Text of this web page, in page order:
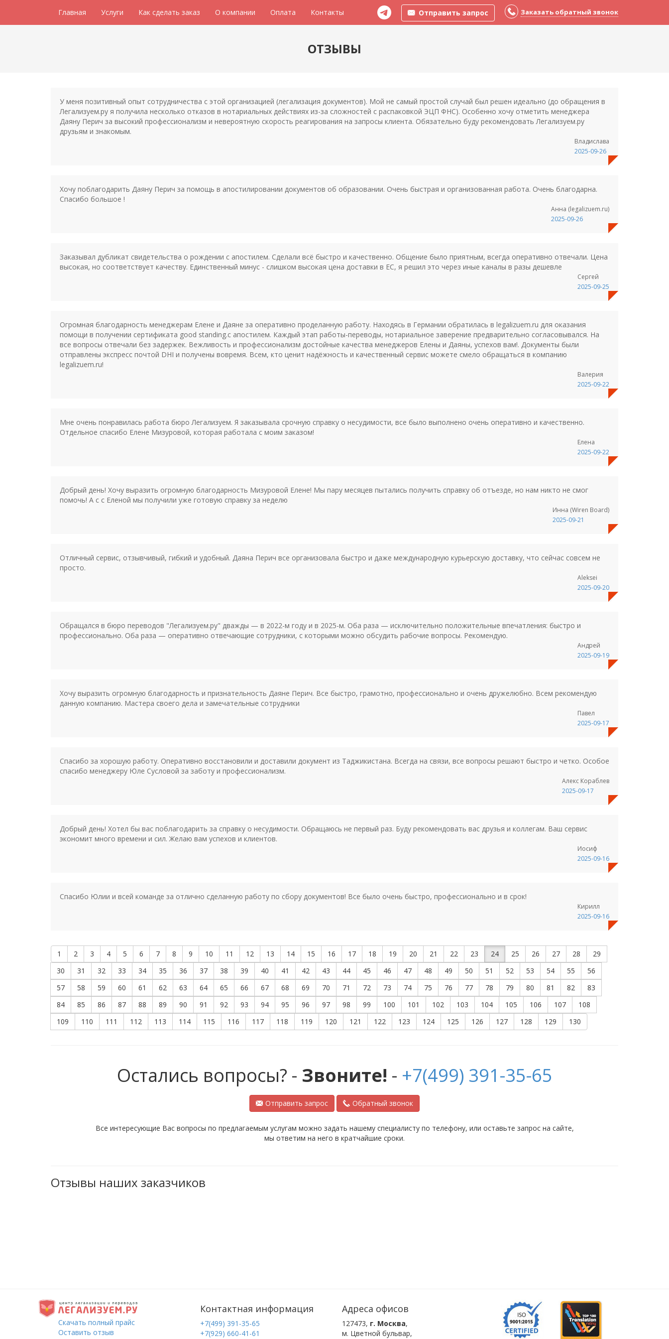
Отправить запрос Заказать обратный звонок
Главная Услуги Как сделать заказ О компании Оплата Контакты
ОТЗЫВЫ
У меня позитивный опыт сотрудничества с этой организацией (легализация документов). Мой не самый простой случай был решен идеально (до обращения в
Легализуем.ру я получила несколько отказов в нотариальных действиях из-за сложностей с распаковкой ЭЦП ФНС). Особенно хочу отметить менеджера
Даяну Перич за высокий профессионализм и невероятную скорость реагирования на запросы клиента. Обязательно буду рекомендовать Легализуем.ру
друзьям и знакомым.
Владислава
2025-09-26
Хочу поблагодарить Даяну Перич за помощь в апостилировании документов об образовании. Очень быстрая и организованная работа. Очень благодарна.
Спасибо большое !
Анна (legalizuem.ru)
2025-09-26
Заказывал дубликат свидетельства о рождении с апостилем. Сделали всё быстро и качественно. Общение было приятным, всегда оперативно отвечали. Цена
высокая, но соответствует качеству. Единственный минус - слишком высокая цена доставки в ЕС, я решил это через иные каналы в разы дешевле
Сергей
2025-09-25
Огромная благодарность менеджерам Елене и Даяне за оперативно проделанную работу. Находясь в Германии обратилась в legalizuem.ru для оказания
помощи в получении сертификата good standing.с апостилем. Каждый этап работы-переводы, нотариальное заверение предварительно согласовывался. На
все вопросы отвечали без задержек. Вежливость и профессионализм достойные качества менеджеров Елены и Даяны, успехов вам!. Документы были
отправлены экспресс почтой DHI и получены вовремя. Всем, кто ценит надёжность и качественный сервис можете смело обращаться в компанию
legalizuem.ru!
Валерия
2025-09-22
Мне очень понравилась работа бюро Легализуем. Я заказывала срочную справку о несудимости, все было выполнено очень оперативно и качественно.
Отдельное спасибо Елене Мизуровой, которая работала с моим заказом!
Елена
2025-09-22
Добрый день! Хочу выразить огромную благодарность Мизуровой Елене! Мы пару месяцев пытались получить справку об отъезде, но нам никто не смог
помочь! А с с Еленой мы получили уже готовую справку за неделю
Инна (Wiren Board)
2025-09-21
Отличный сервис, отзывчивый, гибкий и удобный. Даяна Перич все организовала быстро и даже международную курьерскую доставку, что сейчас совсем не
просто.
Aleksei
2025-09-20
Обращался в бюро переводов "Легализуем.ру" дважды — в 2022-м году и в 2025-м. Оба раза — исключительно положительные впечатления: быстро и
профессионально. Оба раза — оперативно отвечающие сотрудники, с которыми можно обсудить рабочие вопросы. Рекомендую.
Андрей
2025-09-19
Хочу выразить огромную благодарность и признательность Даяне Перич. Все быстро, грамотно, профессионально и очень дружелюбно. Всем рекомендую
данную компанию. Мастера своего дела и замечательные сотрудники
Павел
2025-09-17
Спасибо за хорошую работу. Оперативно восстановили и доставили документ из Таджикистана. Всегда на связи, все вопросы решают быстро и четко. Особое
спасибо менеджеру Юле Сусловой за заботу и профессионализм.
Алекс Кораблев
2025-09-17
Добрый день! Хотел бы вас поблагодарить за справку о несудимости. Обращаюсь не первый раз. Буду рекомендовать вас друзья и коллегам. Ваш сервис
экономит много времени и сил. Желаю вам успехов и клиентов.
Иосиф
2025-09-16
Спасибо Юлии и всей команде за отлично сделанную работу по сбору документов! Все было очень быстро, профессионально и в срок!
Кирилл
2025-09-16
1 2 3 4 5 6 7 8 9 10 11 12 13 14 15 16 17 18 19 20 21 22 23 24 25 26 27 28
29
30
31 32 33 34 35 36 37 38 39 40 41 42 43 44 45 46 47 48 49 50 51 52 53 54 55
56
57
58 59 60 61 62 63 64 65 66 67 68 69 70 71 72 73 74 75 76 77 78 79 80 81 82
83
84
85 86 87 88 89 90 91 92 93 94 95 96 97 98 99 100 101 102 103 104 105 106 107
108
109
110 111 112 113 114 115 116 117 118 119 120 121 122 123 124 125 126 127 128 129 130
Остались вопросы? - Звоните! - +7(499) 391-35-65
Отправить запрос Обратный звонок
Все интересующие Вас вопросы по предлагаемым услугам можно задать нашему специалисту по телефону, или оставьте запрос на сайте,
мы ответим на него в кратчайшие сроки.
Отзывы наших заказчиков
Скачать полный прайс
Оставить отзыв
Контактная информация
+7(499) 391-35-65
+7(929) 660-41-61
Адреса офисов
127473, г. Москва,
м. Цветной бульвар,